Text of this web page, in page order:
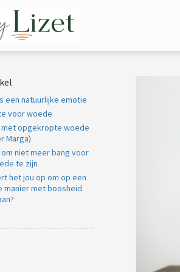
een natuurlijke emotie
voor woede
met opgekropte woede
Marga)
niet meer bang voor
te zijn
het jou op om op een
manier met boosheid